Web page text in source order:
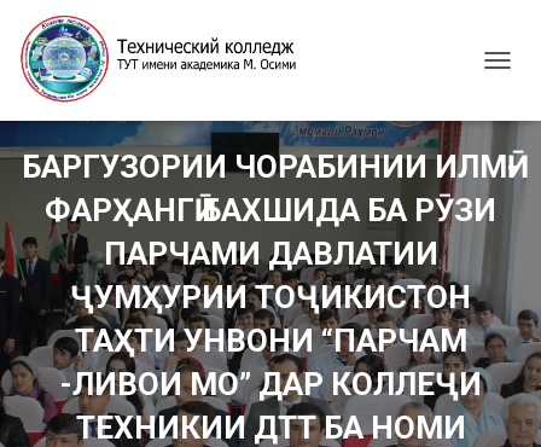
G
L
A
T
O
N
БАРГУЗОРИИ ЧОРАБИНИИ ИЛМӢ-
ФАРҲАНГӢ БАХШИДА БА РӮЗИ
ПАРЧАМИ ДАВЛАТИИ
ҶУМҲУРИИ ТОҶИКИСТОН
ТАҲТИ УНВОНИ “ПАРЧАМ
-ЛИВОИ МО” ДАР КОЛЛЕҶИ
ТЕХНИКИИ ДТТ БА НОМИ